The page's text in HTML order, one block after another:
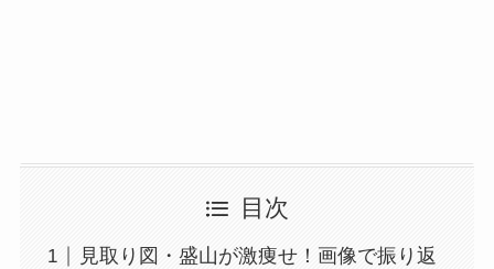
目次
見取り図・盛山が激痩せ！画像で振り返